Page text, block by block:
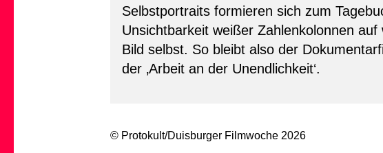
Selbstportraits formieren sich zum
Unsichtbarkeit weißer Zahlenkolonnen
Bild selbst. So bleibt also der
der ‚Arbeit an der Unendlichkeit‘.
© Protokult/Duisburger Filmwoche 2026